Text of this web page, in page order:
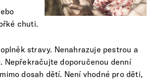
chuti.
stravy. Nenahrazuje pestrou a
Nepřekračujte doporučenou denní
dosah dětí. Není vhodné pro děti,